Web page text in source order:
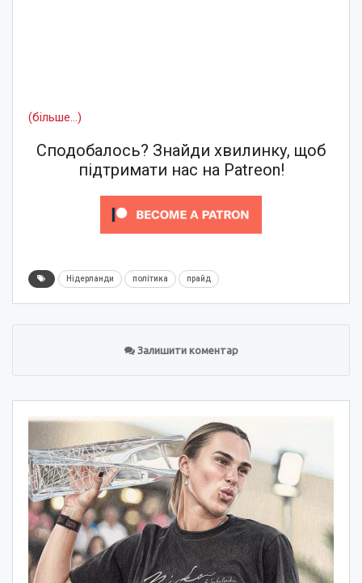
(більше…)
Сподобалось? Знайди хвилинку, щоб
підтримати нас на Patreon!
Нідерланди політика прайд
Залишити коментар